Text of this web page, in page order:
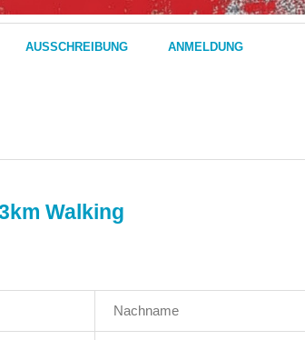
AUSSCHREIBUNG ANMELDUNG
Walking
Nachname